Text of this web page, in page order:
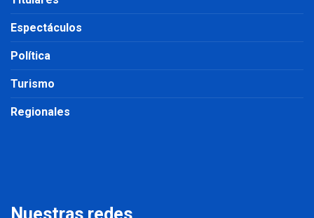
Espectáculos
Política
Turismo
Regionales